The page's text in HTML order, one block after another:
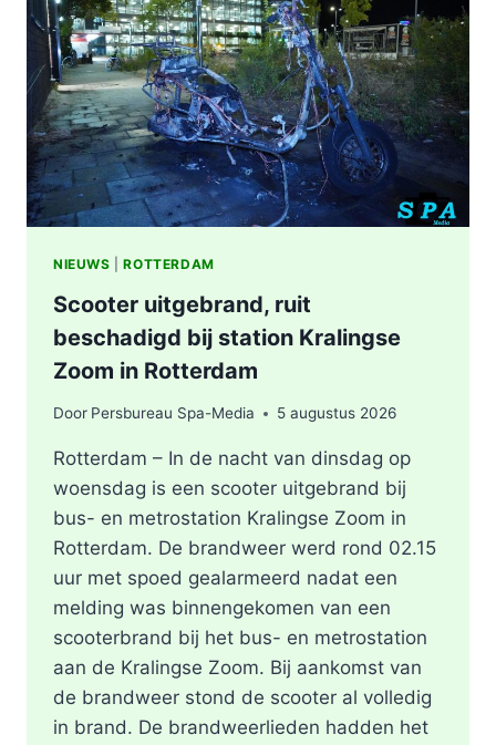
AAN
LIEVEN
DE
KEYSTRAAT
IN
ROTTERDAM
NIEUWS |ROTTERDAM
Scooter uitgebrand, ruit
beschadigd bij station Kralingse
Zoom in Rotterdam
Door Persbureau Spa-Media 5 augustus 2026
Rotterdam – In de nacht van dinsdag op
woensdag is een scooter uitgebrand bij
bus- en metrostation Kralingse Zoom in
Rotterdam. De brandweer werd rond 02.15
uur met spoed gealarmeerd nadat een
melding was binnengekomen van een
scooterbrand bij het bus- en metrostation
aan de Kralingse Zoom. Bij aankomst van
de brandweer stond de scooter al volledig
in brand. De brandweerlieden hadden het